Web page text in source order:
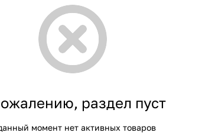
раздел пуст
момент нет активных товаров